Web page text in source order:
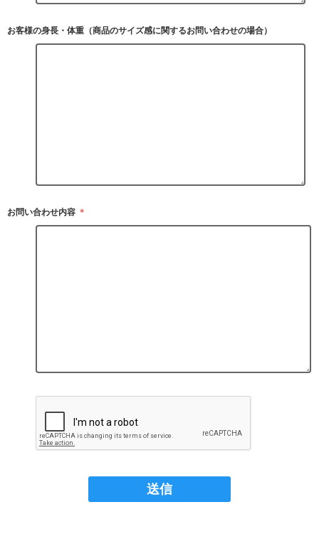
お客様の身長・体重（商品のサイズ感に関するお問い合わせの場合）
お問い合わせ内容 ＊